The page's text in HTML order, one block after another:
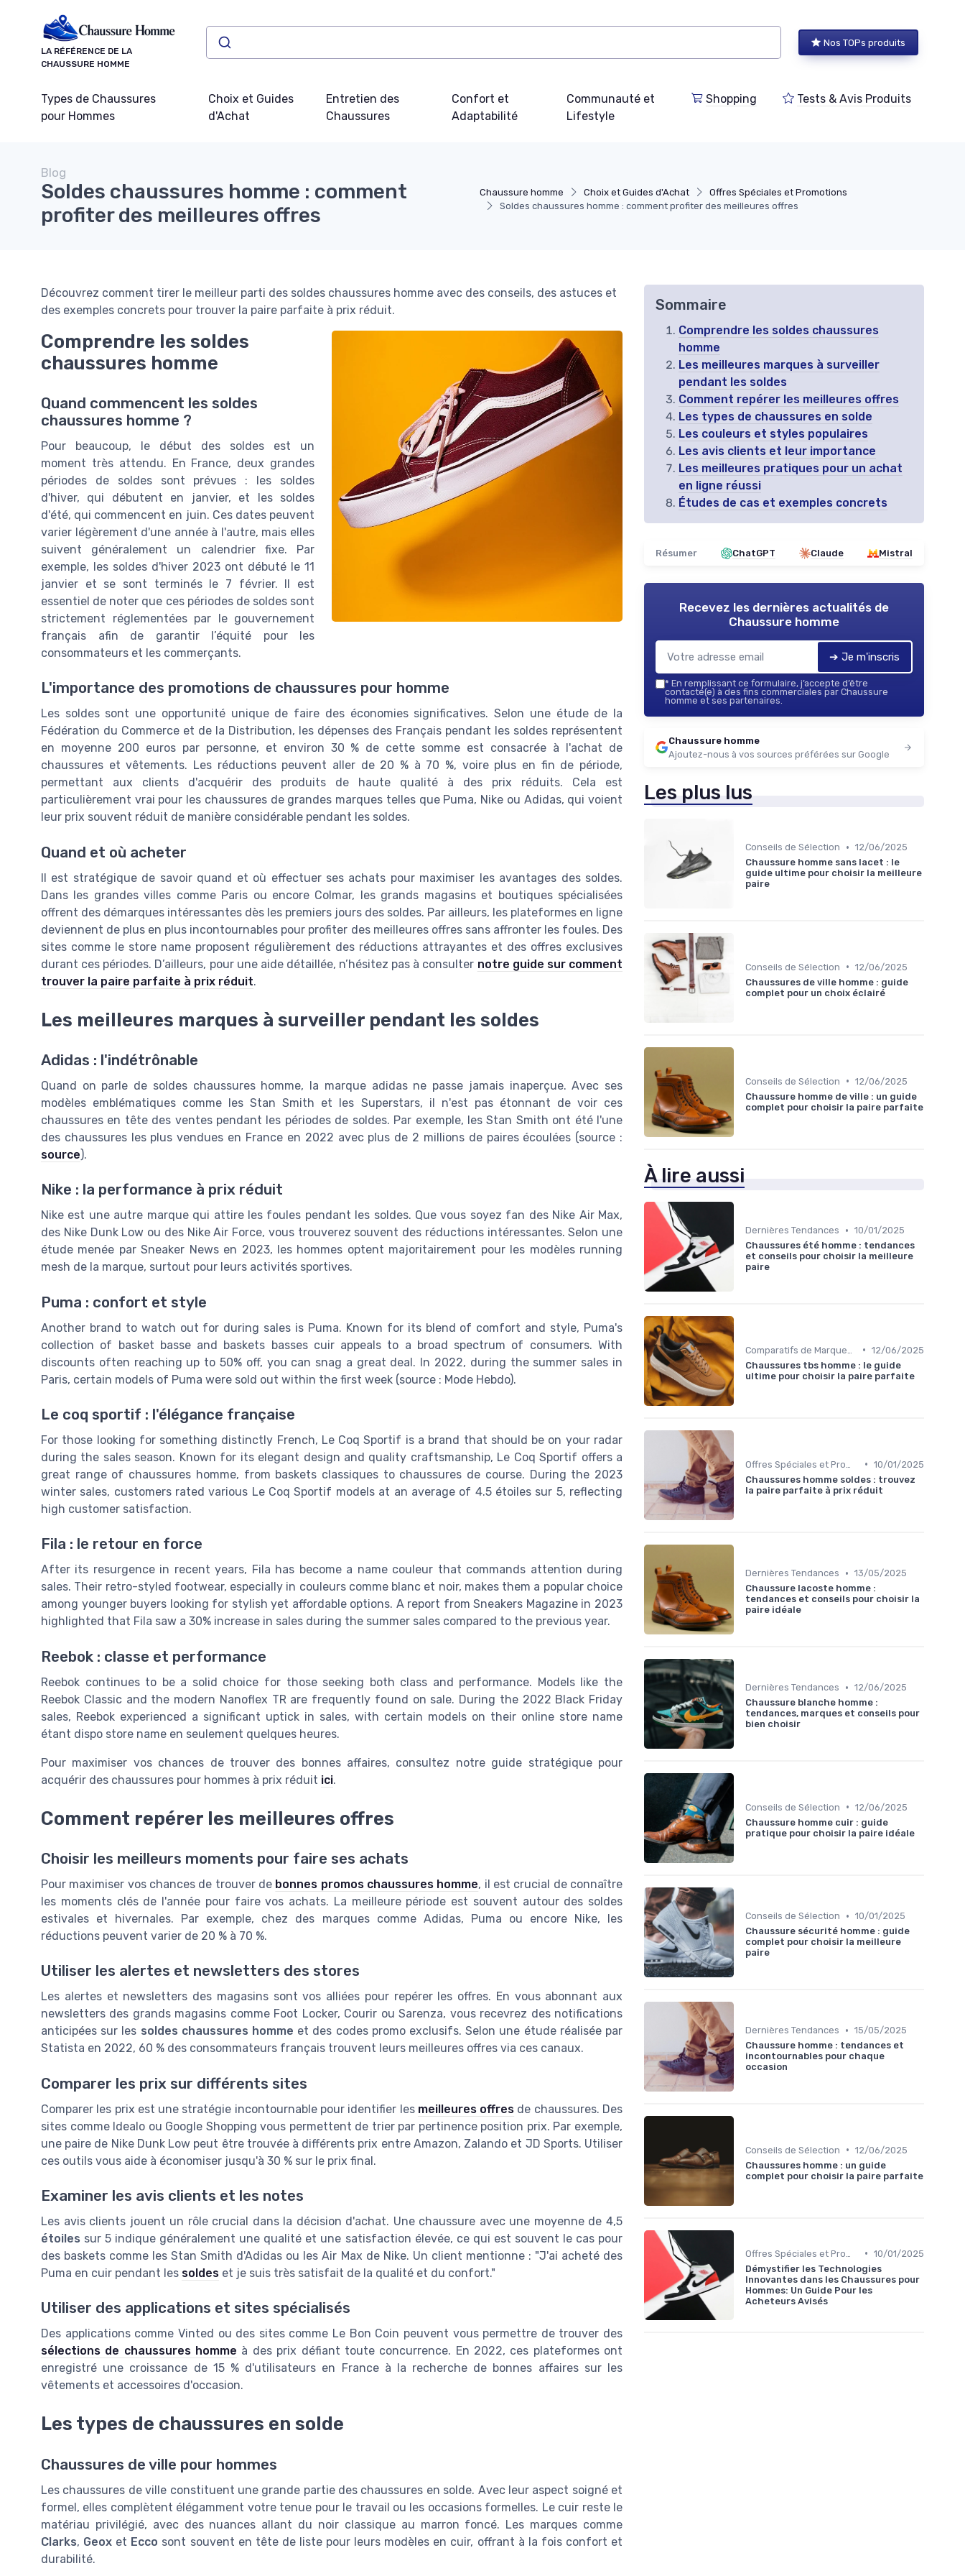
LA RÉFÉRENCE DE LA
CHAUSSURE HOMME
Nos TOPs produits
Types de Chaussures
pour Hommes
Choix et Guides
d'Achat
Entretien des
Chaussures
Confort et
Adaptabilité
Communauté et
Lifestyle
Shopping Tests & Avis Produits
Chaussure homme Choix et Guides d'Achat
Offres Spéciales et Promotions
Soldes chaussures homme : comment profiter des meilleures offres
Blog
Soldes chaussures homme : comment
profiter des meilleures offres
Découvrez comment tirer le meilleur parti des soldes chaussures homme avec des conseils, des astuces et
des exemples concrets pour trouver la paire parfaite à prix réduit.
Comprendre les soldes
chaussures homme
Quand commencent les soldes
chaussures homme ?
Pour beaucoup, le début des soldes est un
moment très attendu. En France, deux grandes
périodes de soldes sont prévues : les soldes
d'hiver, qui débutent en janvier, et les soldes
d'été, qui commencent en juin. Ces dates peuvent
varier légèrement d'une année à l'autre, mais elles
suivent généralement un calendrier fixe. Par
exemple, les soldes d'hiver 2023 ont débuté le 11
janvier et se sont terminés le 7 février. Il est
essentiel de noter que ces périodes de soldes sont
strictement réglementées par le gouvernement
français afin de garantir l’équité pour les
consommateurs et les commerçants.
L'importance des promotions de chaussures pour homme
Les soldes sont une opportunité unique de faire des économies significatives. Selon une étude de la
Fédération du Commerce et de la Distribution, les dépenses des Français pendant les soldes représentent
en moyenne 200 euros par personne, et environ 30 % de cette somme est consacrée à l'achat de
chaussures et vêtements. Les réductions peuvent aller de 20 % à 70 %, voire plus en fin de période,
permettant aux clients d'acquérir des produits de haute qualité à des prix réduits. Cela est
particulièrement vrai pour les chaussures de grandes marques telles que Puma, Nike ou Adidas, qui voient
leur prix souvent réduit de manière considérable pendant les soldes.
Quand et où acheter
Il est stratégique de savoir quand et où effectuer ses achats pour maximiser les avantages des soldes.
Dans les grandes villes comme Paris ou encore Colmar, les grands magasins et boutiques spécialisées
offrent des démarques intéressantes dès les premiers jours des soldes. Par ailleurs, les plateformes en ligne
deviennent de plus en plus incontournables pour profiter des meilleures offres sans affronter les foules. Des
sites comme le store name proposent régulièrement des réductions attrayantes et des offres exclusives
durant ces périodes. D’ailleurs, pour une aide détaillée, n’hésitez pas à consulter notre guide sur comment
trouver la paire parfaite à prix réduit.
Les meilleures marques à surveiller pendant les soldes
Adidas : l'indétrônable
Quand on parle de soldes chaussures homme, la marque adidas ne passe jamais inaperçue. Avec ses
modèles emblématiques comme les Stan Smith et les Superstars, il n'est pas étonnant de voir ces
chaussures en tête des ventes pendant les périodes de soldes. Par exemple, les Stan Smith ont été l'une
des chaussures les plus vendues en France en 2022 avec plus de 2 millions de paires écoulées (source :
source).
Nike : la performance à prix réduit
Nike est une autre marque qui attire les foules pendant les soldes. Que vous soyez fan des Nike Air Max,
des Nike Dunk Low ou des Nike Air Force, vous trouverez souvent des réductions intéressantes. Selon une
étude menée par Sneaker News en 2023, les hommes optent majoritairement pour les modèles running
mesh de la marque, surtout pour leurs activités sportives.
Puma : confort et style
Another brand to watch out for during sales is Puma. Known for its blend of comfort and style, Puma's
collection of basket basse and baskets basses cuir appeals to a broad spectrum of consumers. With
discounts often reaching up to 50% off, you can snag a great deal. In 2022, during the summer sales in
Paris, certain models of Puma were sold out within the first week (source : Mode Hebdo).
Le coq sportif : l'élégance française
For those looking for something distinctly French, Le Coq Sportif is a brand that should be on your radar
during the sales season. Known for its elegant design and quality craftsmanship, Le Coq Sportif offers a
great range of chaussures homme, from baskets classiques to chaussures de course. During the 2023
winter sales, customers rated various Le Coq Sportif models at an average of 4.5 étoiles sur 5, reflecting
high customer satisfaction.
Fila : le retour en force
After its resurgence in recent years, Fila has become a name couleur that commands attention during
sales. Their retro-styled footwear, especially in couleurs comme blanc et noir, makes them a popular choice
among younger buyers looking for stylish yet affordable options. A report from Sneakers Magazine in 2023
highlighted that Fila saw a 30% increase in sales during the summer sales compared to the previous year.
Reebok : classe et performance
Reebok continues to be a solid choice for those seeking both class and performance. Models like the
Reebok Classic and the modern Nanoflex TR are frequently found on sale. During the 2022 Black Friday
sales, Reebok experienced a significant uptick in sales, with certain models on their online store name
étant dispo store name en seulement quelques heures.
Pour maximiser vos chances de trouver des bonnes affaires, consultez notre guide stratégique pour
acquérir des chaussures pour hommes à prix réduit ici.
Comment repérer les meilleures offres
Choisir les meilleurs moments pour faire ses achats
Pour maximiser vos chances de trouver de bonnes promos chaussures homme, il est crucial de connaître
les moments clés de l'année pour faire vos achats. La meilleure période est souvent autour des soldes
estivales et hivernales. Par exemple, chez des marques comme Adidas, Puma ou encore Nike, les
réductions peuvent varier de 20 % à 70 %.
Utiliser les alertes et newsletters des stores
Les alertes et newsletters des magasins sont vos alliées pour repérer les offres. En vous abonnant aux
newsletters des grands magasins comme Foot Locker, Courir ou Sarenza, vous recevrez des notifications
anticipées sur les soldes chaussures homme et des codes promo exclusifs. Selon une étude réalisée par
Statista en 2022, 60 % des consommateurs français trouvent leurs meilleures offres via ces canaux.
Comparer les prix sur différents sites
Comparer les prix est une stratégie incontournable pour identifier les meilleures offres de chaussures. Des
sites comme Idealo ou Google Shopping vous permettent de trier par pertinence position prix. Par exemple,
une paire de Nike Dunk Low peut être trouvée à différents prix entre Amazon, Zalando et JD Sports. Utiliser
ces outils vous aide à économiser jusqu'à 30 % sur le prix final.
Examiner les avis clients et les notes
Les avis clients jouent un rôle crucial dans la décision d'achat. Une chaussure avec une moyenne de 4,5
étoiles sur 5 indique généralement une qualité et une satisfaction élevée, ce qui est souvent le cas pour
des baskets comme les Stan Smith d'Adidas ou les Air Max de Nike. Un client mentionne : "J'ai acheté des
Puma en cuir pendant les soldes et je suis très satisfait de la qualité et du confort."
Utiliser des applications et sites spécialisés
Des applications comme Vinted ou des sites comme Le Bon Coin peuvent vous permettre de trouver des
sélections de chaussures homme à des prix défiant toute concurrence. En 2022, ces plateformes ont
enregistré une croissance de 15 % d'utilisateurs en France à la recherche de bonnes affaires sur les
vêtements et accessoires d'occasion.
Les types de chaussures en solde
Chaussures de ville pour hommes
Les chaussures de ville constituent une grande partie des chaussures en solde. Avec leur aspect soigné et
formel, elles complètent élégamment votre tenue pour le travail ou les occasions formelles. Le cuir reste le
matériau privilégié, avec des nuances allant du noir classique au marron foncé. Les marques comme
Clarks, Geox et Ecco sont souvent en tête de liste pour leurs modèles en cuir, offrant à la fois confort et
durabilité.
Sommaire
Comprendre les soldes chaussures
homme
Les meilleures marques à surveiller
pendant les soldes
Comment repérer les meilleures offres
Les types de chaussures en solde
Les couleurs et styles populaires
Les avis clients et leur importance
Les meilleures pratiques pour un achat
en ligne réussi
Études de cas et exemples concrets
Résumer ChatGPT Claude Mistral
Recevez les dernières actualités de
Chaussure homme
➔ Je m'inscris
* En remplissant ce formulaire, j’accepte d’être
contacté(e) à des fins commerciales par Chaussure
homme et ses partenaires.
Chaussure homme
Ajoutez-nous à vos sources préférées sur Google
Les plus lus
Conseils de Sélection • 12/06/2025
Chaussure homme sans lacet : le
guide ultime pour choisir la meilleure
paire
Conseils de Sélection • 12/06/2025
Chaussures de ville homme : guide
complet pour un choix éclairé
Conseils de Sélection • 12/06/2025
Chaussure homme de ville : un guide
complet pour choisir la paire parfaite
À lire aussi
Dernières Tendances • 10/01/2025
Chaussures été homme : tendances
et conseils pour choisir la meilleure
paire
• 12/06/2025
Chaussures tbs homme : le guide
ultime pour choisir la paire parfaite
• 10/01/2025
Chaussures homme soldes : trouvez
la paire parfaite à prix réduit
Dernières Tendances • 13/05/2025
Chaussure lacoste homme :
tendances et conseils pour choisir la
paire idéale
Dernières Tendances • 12/06/2025
Chaussure blanche homme :
tendances, marques et conseils pour
bien choisir
Conseils de Sélection • 12/06/2025
Chaussure homme cuir : guide
pratique pour choisir la paire idéale
Conseils de Sélection • 10/01/2025
Chaussure sécurité homme : guide
complet pour choisir la meilleure
paire
Dernières Tendances • 15/05/2025
Chaussure homme : tendances et
incontournables pour chaque
occasion
Conseils de Sélection • 12/06/2025
Chaussures homme : un guide
complet pour choisir la paire parfaite
• 10/01/2025
Démystifier les Technologies
Innovantes dans les Chaussures pour
Hommes: Un Guide Pour les
Acheteurs Avisés